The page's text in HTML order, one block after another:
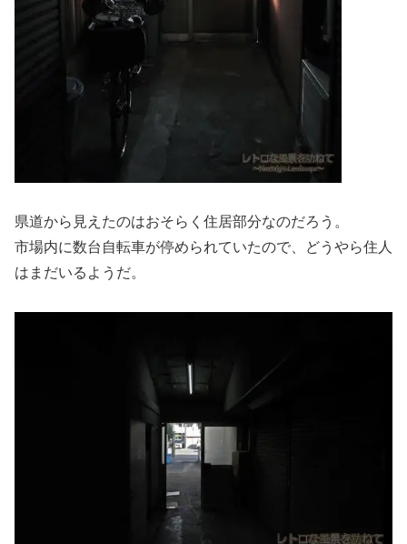
県道から見えたのはおそらく住居部分なのだろう。
市場内に数台自転車が停められていたので、どうやら住人
はまだいるようだ。